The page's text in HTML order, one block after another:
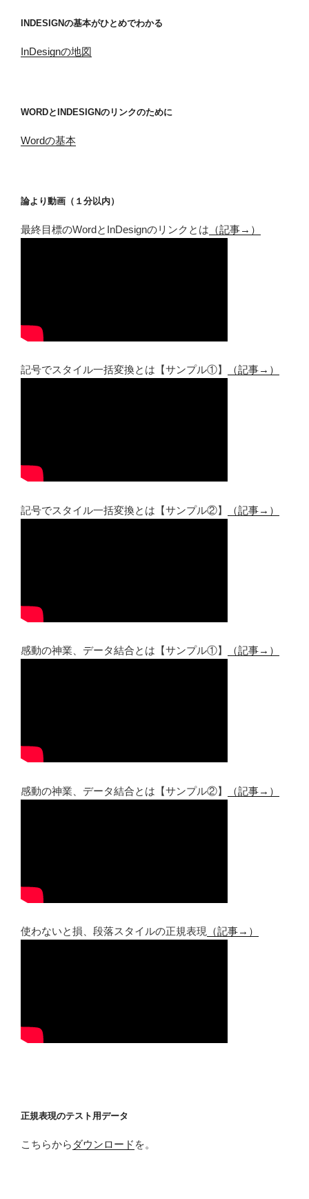
INDESIGNの基本がひとめでわかる
InDesignの地図
WORDとINDESIGNのリンクのために
Wordの基本
論より動画（１分以内）
最終目標のWordとInDesignのリンクとは （記事→）
記号でスタイル一括変換とは【サンプル①】 （記事→）
記号でスタイル一括変換とは【サンプル②】 （記事→）
感動の神業、データ結合とは【サンプル①】 （記事→）
感動の神業、データ結合とは【サンプル②】 （記事→）
使わないと損、段落スタイルの正規表現 （記事→）
正規表現のテスト用データ
こちらから ダウンロード を。